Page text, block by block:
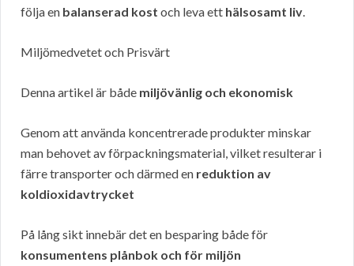
följa en balanserad kost och leva ett hälsosamt liv.
Miljömedvetet och Prisvärt
Denna artikel är både miljövänlig och ekonomisk
Genom att använda koncentrerade produkter minskar
man behovet av förpackningsmaterial, vilket resulterar i
färre transporter och därmed en reduktion av
koldioxidavtrycket
På lång sikt innebär det en besparing både för
konsumentens plånbok och för miljön